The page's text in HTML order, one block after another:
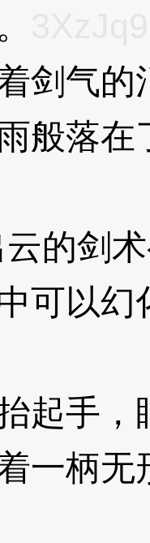
气的
般落在
的剑术
可以幻
手，
一柄